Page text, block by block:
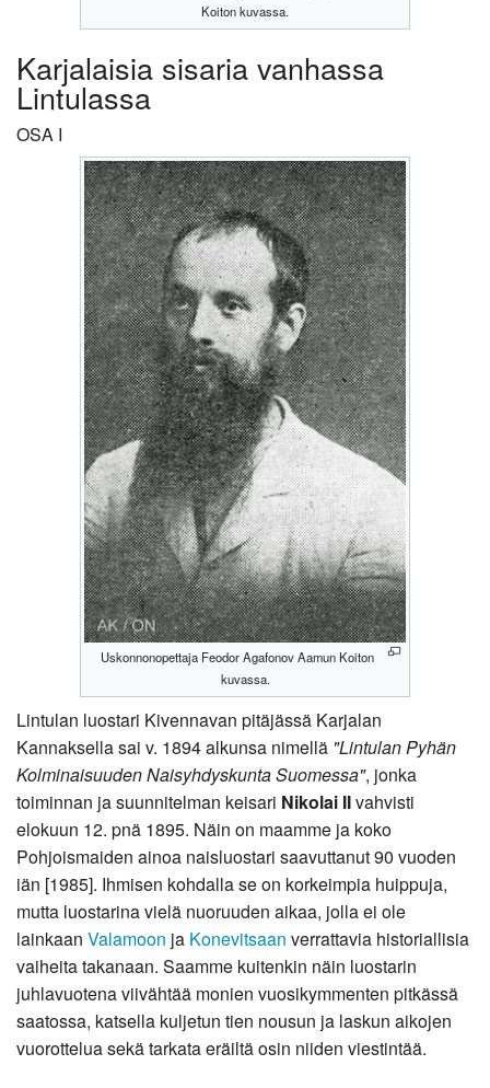
Koiton kuvassa.
Karjalaisia sisaria vanhassa
Lintulassa
OSA I
Uskonnonopettaja Feodor Agafonov Aamun Koiton
kuvassa.
Lintulan luostari Kivennavan pitäjässä Karjalan
Kannaksella sai v. 1894 alkunsa nimellä "Lintulan Pyhän
Kolminaisuuden Naisyhdyskunta Suomessa", jonka
toiminnan ja suunnitelman keisari Nikolai IIvahvisti
elokuun 12. pnä 1895. Näin on maamme ja koko
Pohjoismaiden ainoa naisluostari saavuttanut 90 vuoden
iän [1985]. Ihmisen kohdalla se on korkeimpia huippuja,
mutta luostarina vielä nuoruuden aikaa, jolla ei ole
lainkaan Valamoon ja Konevitsaan verrattavia historiallisia
vaiheita takanaan. Saamme kuitenkin näin luostarin
juhlavuotena viivähtää monien vuosikymmenten pitkässä
saatossa, katsella kuljetun tien nousun ja laskun aikojen
vuorottelua sekä tarkata eräiltä osin niiden viestintää.